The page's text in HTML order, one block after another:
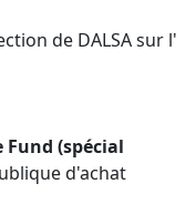
de DALSA sur l'
(spécial
d'achat